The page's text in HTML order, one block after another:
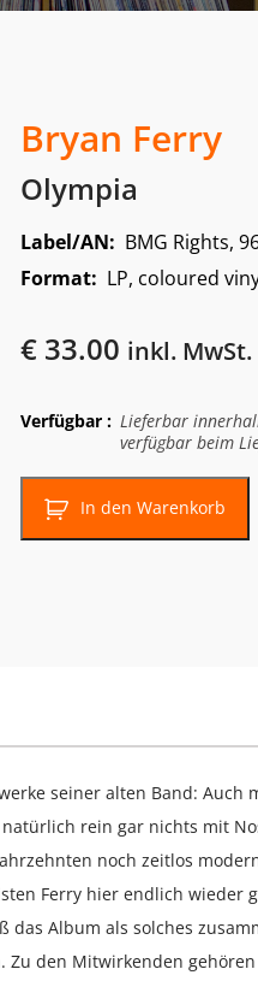
Bryan Ferry
Olympia
Label/AN: BMG Rights,
Format: LP, coloured
€33.00 inkl. MwSt.
Verfügbar : Lieferbar
verfügbar beim
In den Warenkorb
seiner alten Band: Auch
natürlich rein gar nichts mit
noch zeitlos
Ferry hier endlich wieder
Album als solches
den Mitwirkenden